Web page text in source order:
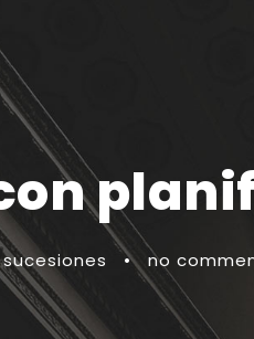
• no